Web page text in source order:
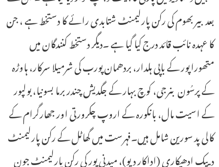
بعد بیر بھوم کی رکن پارلیمنٹ شتابدی رائے کا دستخط ہے ، جن
کا عہدہ نائب قائد درج کیا گیا ہے ۔دیگر دستخط کنندگان میں
متھوراپور کے باپی ہلدار، بردھمان پورب کی شرمیلا سرکار، ہاوڑہ
کے پرسُون بنرجی، کوچ بہار کے جگدیش چندر برما بسونیا، بولپور
کے اسیت مال، بانکورہ کے اروپ چکرورتی اور جھارگرام کے
کالی پد سورین شامل ہیں۔فہرست میں گھاٹل کے رکن پارلیمنٹ
دیپک ادھیکاری (اداکار دیو)، میدنی پور کی رکن پارلیمنٹ جون